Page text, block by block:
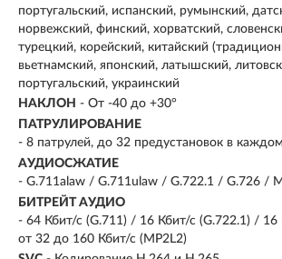
португальский, испанский, румынский,
норвежский, финский, хорватский,
турецкий, корейский, китайский
вьетнамский, японский, латышский,
португальский, украинский
НАКЛОН - От -40 до +30°
ПАТРУЛИРОВАНИЕ
- 8 патрулей, до 32 предустановок в каждом
АУДИОСЖАТИЕ
- G.711alaw / G.711ulaw / G.722.1 / G.726 /
БИТРЕЙТ АУДИО
- 64 Кбит/с (G.711) / 16 Кбит/с (G.722.1) / 16
от 32 до 160 Кбит/с (MP2L2)